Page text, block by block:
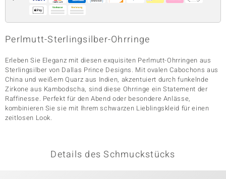
Perlmutt-Sterlingsilber-Ohrringe
Erleben Sie Eleganz mit diesen exquisiten Perlmutt-Ohrringen aus
Sterlingsilber von Dallas Prince Designs. Mit ovalen Cabochons aus
China und weißem Quarz aus Indien, akzentuiert durch funkelnde
Zirkone aus Kambodscha, sind diese Ohrringe ein Statement der
Raffinesse. Perfekt für den Abend oder besondere Anlässe,
kombinieren Sie sie mit Ihrem schwarzen Lieblingskleid für einen
zeitlosen Look.
Details des Schmuckstücks